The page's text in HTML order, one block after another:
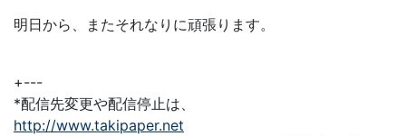
明日から、またそれなりに頑張ります。
+---
*配信先変更や配信停止は、
http://www.takipaper.net